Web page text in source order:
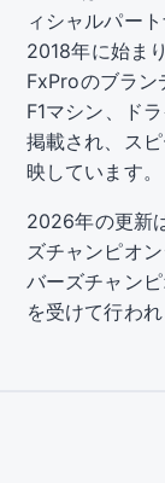
ィシャルパー
2018年に始ま
FxProのブラ
F1マシン、ド
掲載され、ス
映しています。
2026年の更新
ズチャンピオ
バーズチャン
を受けて行われ